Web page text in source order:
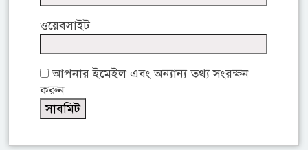
ওয়েবসাইট
আপনার ইমেইল এবং অন্যান্য তথ্য সংরক্ষন
করুন